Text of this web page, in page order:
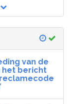
van de
het bericht